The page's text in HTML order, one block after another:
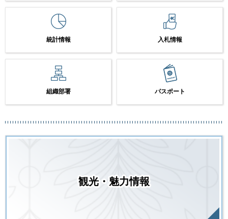
統計情報 入札情報
組織部署 パスポート
観光・魅力情報